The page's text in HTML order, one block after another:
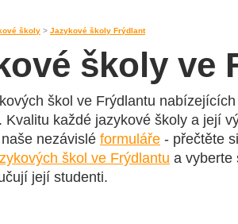
školy > Jazykové školy Frýdlant
školy ve
škol ve Frýdlantu
Kvalitu každé jazykové školy a její
nezávislé formuláře - přečtěte
škol ve Frýdlantu a vyberte
její studenti.